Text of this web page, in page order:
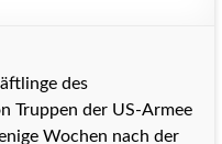
des
Truppen der US-Armee
Wochen nach der